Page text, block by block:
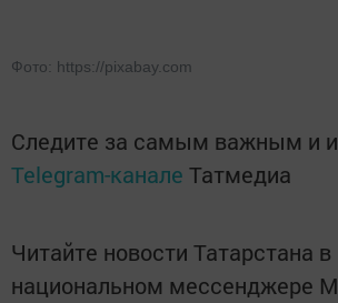
Фото: https://pixabay.com
Следите за самым важным и
Telegram-канале Татмедиа
Читайте новости Татарстана в
национальном мессенджере